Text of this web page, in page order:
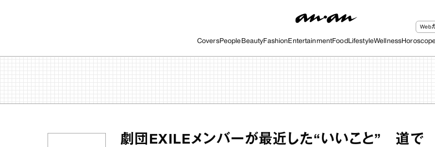
CoversPeople BeautyFashion EntertainmentFood LifestyleWellness
Web
劇団EXILEメンバーが最近した“いいこと” 道で